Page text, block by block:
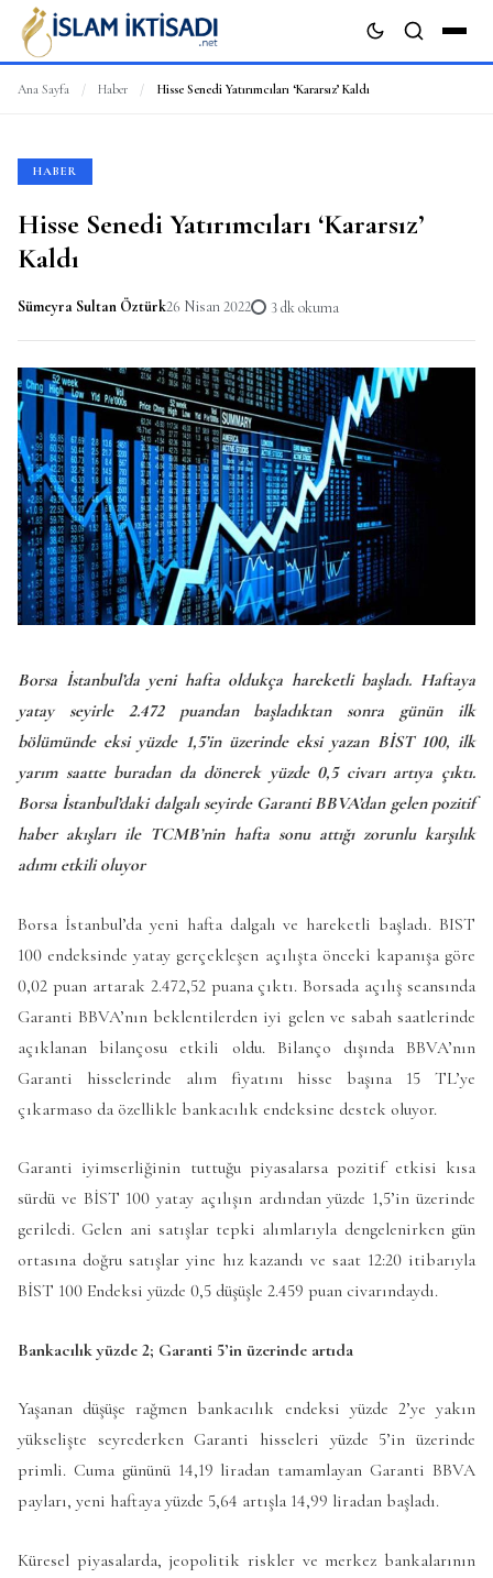
Ana Sayfa / Haber / Hisse Senedi Yatırımcıları ‘Kararsız’ Kaldı
HABER
Hisse Senedi Yatırımcıları ‘Kararsız’
Kaldı
Sümeyra Sultan Öztürk26 Nisan 2022 3 dk okuma
Borsa İstanbul’da yeni hafta oldukça hareketli başladı. Haftaya
yatay seyirle 2.472 puandan başladıktan sonra günün ilk
bölümünde eksi yüzde 1,5’in üzerinde eksi yazan BİST 100, ilk
yarım saatte buradan da dönerek yüzde 0,5 civarı artıya çıktı.
Borsa İstanbul’daki dalgalı seyirde Garanti BBVA’dan gelen pozitif
haber akışları ile TCMB’nin hafta sonu attığı zorunlu karşılık
adımı etkili oluyor
Borsa İstanbul’da yeni hafta dalgalı ve hareketli başladı. BIST
100 endeksinde yatay gerçekleşen açılışta önceki kapanışa göre
0,02 puan artarak 2.472,52 puana çıktı. Borsada açılış seansında
Garanti BBVA’nın beklentilerden iyi gelen ve sabah saatlerinde
açıklanan bilançosu etkili oldu. Bilanço dışında BBVA’nın
Garanti hisselerinde alım fiyatını hisse başına 15 TL’ye
çıkarmaso da özellikle bankacılık endeksine destek oluyor.
Garanti iyimserliğinin tuttuğu piyasalarsa pozitif etkisi kısa
sürdü ve BİST 100 yatay açılışın ardından yüzde 1,5’in üzerinde
geriledi. Gelen ani satışlar tepki alımlarıyla dengelenirken gün
ortasına doğru satışlar yine hız kazandı ve saat 12:20 itibarıyla
BİST 100 Endeksi yüzde 0,5 düşüşle 2.459 puan civarındaydı.
Bankacılık yüzde 2; Garanti 5’in üzerinde artıda
Yaşanan düşüşe rağmen bankacılık endeksi yüzde 2’ye yakın
yükselişte seyrederken Garanti hisseleri yüzde 5’in üzerinde
primli. Cuma gününü 14,19 liradan tamamlayan Garanti BBVA
payları, yeni haftaya yüzde 5,64 artışla 14,99 liradan başladı.
Küresel piyasalarda, jeopolitik riskler ve merkez bankalarının